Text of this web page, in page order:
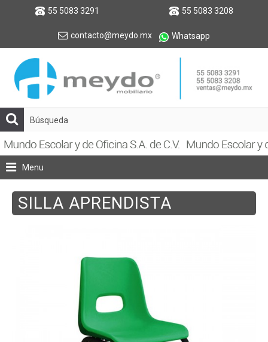
55 5083 3291 55 5083 3208
contacto@meydo.mx Whatsapp
Menu
SILLA APRENDISTA